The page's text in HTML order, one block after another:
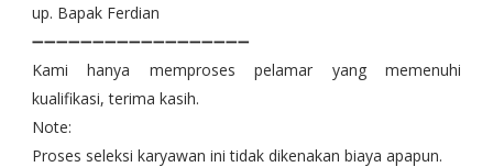
up. Bapak Ferdian
➖➖➖➖➖➖➖➖➖➖➖➖➖➖➖➖➖➖
Kami hanya memproses pelamar yang memenuhi
kualifikasi, terima kasih.
Note:
Proses seleksi karyawan ini tidak dikenakan biaya apapun.